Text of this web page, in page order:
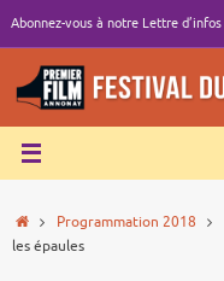
contenu
Abonnez-vous à notre Lettre d’infos
AccueilProgrammation 2018
les épaules